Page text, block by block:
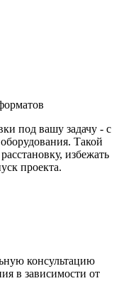
под вашу задачу - с
Такой
избежать
проекта.
консультацию
в зависимости от